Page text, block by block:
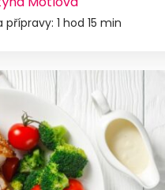
přípravy: 1 hod 15 min